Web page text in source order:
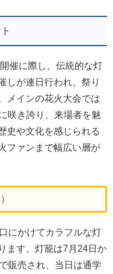
催に際し、伝統的な灯
しが連日行われ、祭り
メインの花火大会では
咲き誇り、来場者を魅
史や文化を感じられる
ファンまで幅広い層が
にかけてカラフルな灯
ます。灯籠は7月24日か
販売され、当日は通学